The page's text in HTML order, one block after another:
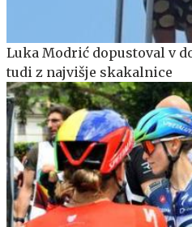
Luka Modrić dopustoval v
tudi z najvišje skakalnice